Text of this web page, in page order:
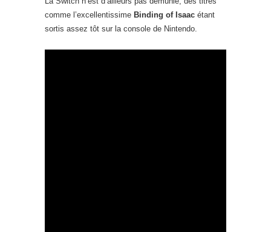
comme l’excellentissime Binding of Isaac étant
sortis assez tôt sur la console de Nintendo.